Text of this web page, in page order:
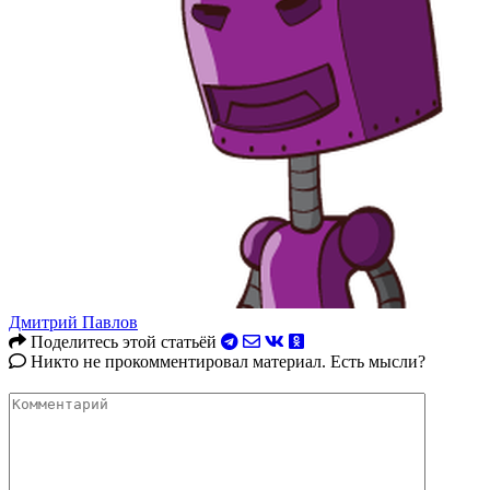
Дмитрий Павлов
Поделитесь этой статьёй
Никто не прокомментировал материал. Есть мысли?